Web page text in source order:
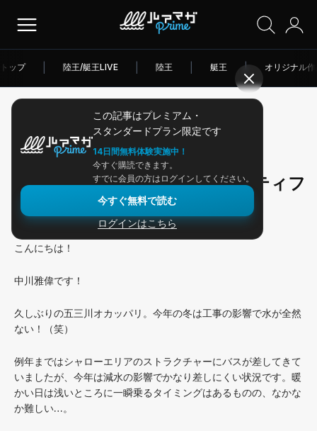
トップ 陸王/艇王LIVE 陸王 艇王 | オリジナル
この記事はプレミアム・
スタンダードプラン限定です
14日間無料体験実施中！
今すぐ購読できます。
すでに会員の方はログインしてください。
今すぐ無料で読む
ログインはこちら
アングラー連載
Dジャークベイトで冬のクオリティフ
ィッシュ！
こんにちは！
中川雅偉です！
久しぶりの五三川オカッパリ。今年の冬は工事の影響で水が全然
ない！（笑）
例年まではシャローエリアのストラクチャーにバスが差してきて
いましたが、今年は減水の影響でかなり差しにくい状況です。暖
かい日は浅いところに一瞬乗るタイミングはあるものの、なかな
か難しい…。